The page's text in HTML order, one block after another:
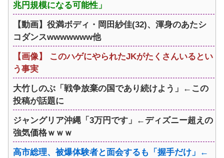
兆円規模になる可能性」
【動画】役満ボディ・岡田紗佳(32)、渾身のあたシ
コダンスwwwwwww他
【画像】 このハゲにやられたJKがたくさんいるとい
う事実
大竹しのぶ「戦争放棄の国であり続けよう」←この
投稿が話題に
ジャングリア沖縄「3万円です」←ディズニー超えの
強気価格ｗｗｗ
高市総理、被爆体験者と面会するも「握手だけ」←